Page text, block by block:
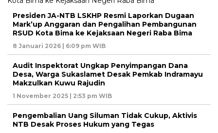
Presiden JA-NTB LSKHP Resmi Laporkan Dugaan
Mark’up Anggaran dan Pengalihan Pembangunan
RSUD Kota Bima ke Kejaksaan Negeri Raba Bima
8 Januari 2026 | 6:09 pm WIB
Audit Inspektorat Ungkap Penyimpangan Dana
Desa, Warga Sukaslamet Desak Pemkab Indramayu
Makzulkan Kuwu Rajudin
1 November 2025 | 2:53 pm WIB
Pengembalian Uang Siluman Tidak Cukup, Aktivis
NTB Desak Proses Hukum yang Tegas